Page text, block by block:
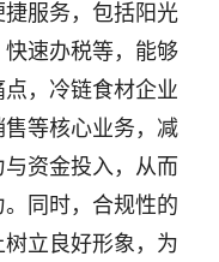
服务，包括阳光
速办税等，能够
，冷链食材企业
等核心业务，减
资金投入，从而
同时，合规性的
立良好形象，为